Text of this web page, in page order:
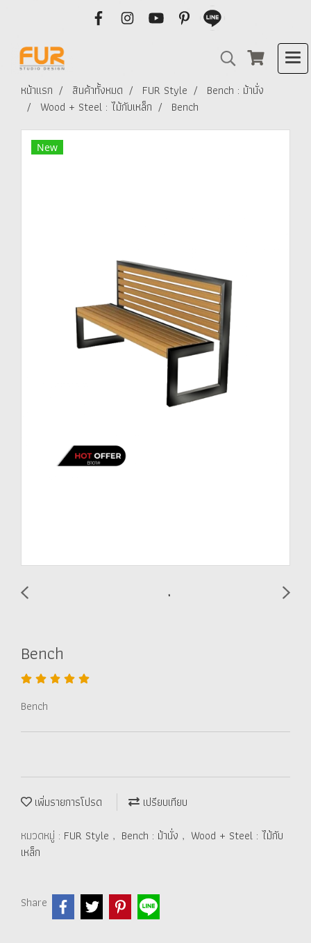
หน้าแรก สินค้าทั้งหมด FUR Style
Bench : ม้านั่ง
Wood + Steel : ไม้กับเหล็ก
Bench
New
Bench
Bench
เพิ่มรายการโปรด
เปรียบเทียบ
หมวดหมู่ : FUR Style , Bench : ม้านั่ง , Wood + Steel : ไม้กับ
เหล็ก
Share